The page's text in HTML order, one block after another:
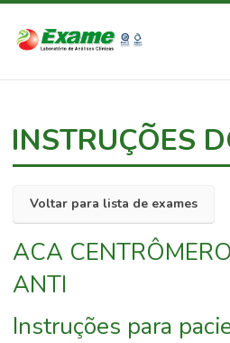
INSTRUÇÕES
Voltar para lista de exames
ACA
ANTI
Instruções para